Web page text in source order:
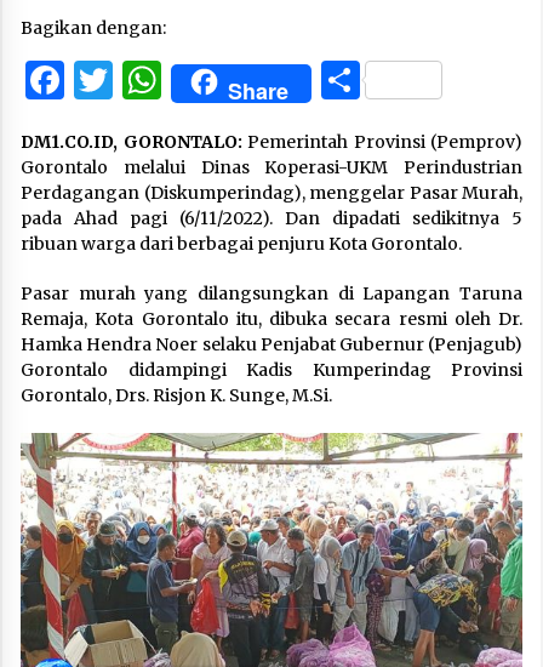
Bagikan dengan:
Facebook
Twitter
WhatsApp
Share Share
DM1.CO.ID, GORONTALO: Pemerintah Provinsi (Pemprov)
Gorontalo melalui Dinas Koperasi-UKM Perindustrian
Perdagangan (Diskumperindag), menggelar Pasar Murah,
pada Ahad pagi (6/11/2022). Dan dipadati sedikitnya 5
ribuan warga dari berbagai penjuru Kota Gorontalo.
Pasar murah yang dilangsungkan di Lapangan Taruna
Remaja, Kota Gorontalo itu, dibuka secara resmi oleh Dr.
Hamka Hendra Noer selaku Penjabat Gubernur (Penjagub)
Gorontalo didampingi Kadis Kumperindag Provinsi
Gorontalo, Drs. Risjon K. Sunge, M.Si.